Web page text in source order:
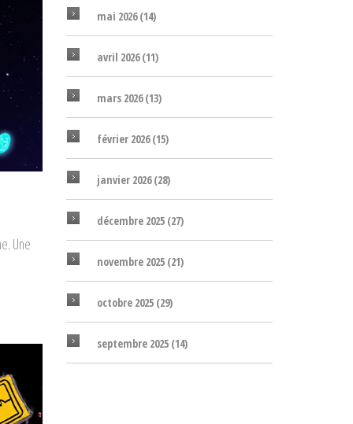
Une
mai 2026(14)
avril 2026(11)
mars 2026(13)
février 2026(15)
janvier 2026(28)
décembre 2025 (27)
novembre 2025 (21)
octobre 2025 (29)
septembre 2025 (14)